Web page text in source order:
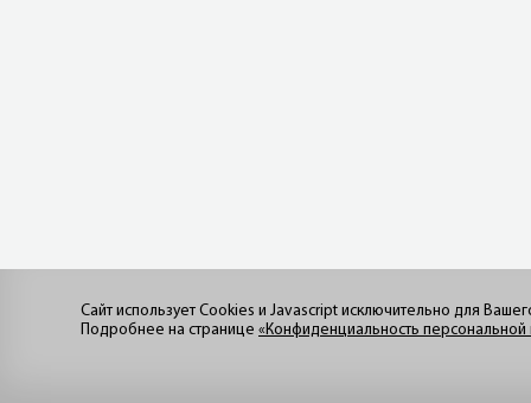
Сайт использует Cookies и Javascript исключительно для
Подробнее на странице «Конфиденциальность